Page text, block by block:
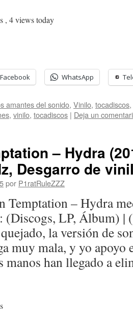
, 4 views today
Facebook WhatsApp
amantes del sonido, Vinilo, tocadiscos,
, vinilo, tocadiscos | Deja un
– Hydra
Desgarro de
por P1ratRuleZZZ
– Hydra
(Discogs, LP, Álbum) |
la versión de
muy mala, y yo apoyo
manos han llegado a